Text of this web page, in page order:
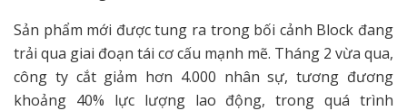
Sản phẩm mới được tung ra trong bối cảnh Block đang
trải qua giai đoạn tái cơ cấu mạnh mẽ. Tháng 2 vừa qua,
công ty cắt giảm hơn 4.000 nhân sự, tương đương
khoảng 40% lực lượng lao động, trong quá trình